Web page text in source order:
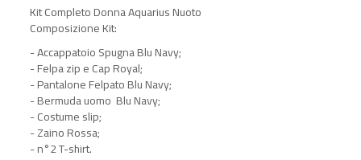
Kit Completo Donna Aquarius Nuoto
Composizione Kit:
- Accappatoio Spugna Blu Navy;
- Felpa zip e Cap Royal;
- Pantalone Felpato Blu Navy;
- Bermuda uomo Blu Navy;
- Costume slip;
- Zaino Rossa;
- n°2 T-shirt.